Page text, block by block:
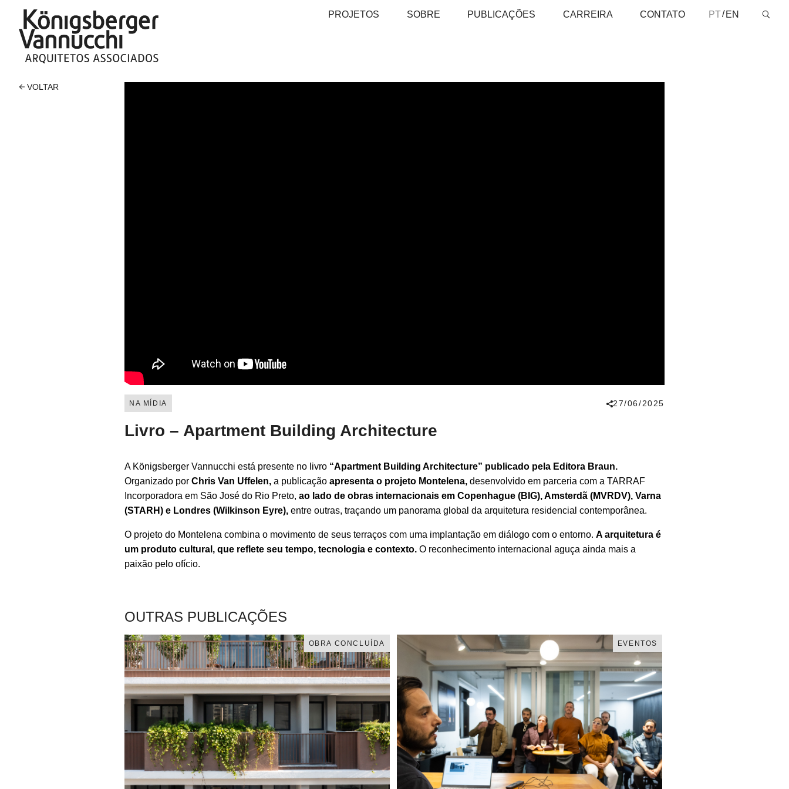
PROJETOS SOBRE PUBLICAÇÕES CARREIRA CONTATO PT EN
VOLTAR
NA MÍDIA 27/06/2025
Livro – Apartment Building Architecture
A Königsberger Vannucchi está presente no livro “Apartment Building Architecture” publicado pela Editora Braun.
Organizado por Chris Van Uffelen, a publicação apresenta o projeto Montelena, desenvolvido em parceria com a TARRAF
Incorporadora em São José do Rio Preto, ao lado de obras internacionais em Copenhague (BIG), Amsterdã (MVRDV), Varna
(STARH) e Londres (Wilkinson Eyre), entre outras, traçando um panorama global da arquitetura residencial contemporânea.
O projeto do Montelena combina o movimento de seus terraços com uma implantação em diálogo com o entorno. A arquitetura é
um produto cultural, que reflete seu tempo, tecnologia e contexto. O reconhecimento internacional aguça ainda mais a
paixão pelo ofício.
OUTRAS PUBLICAÇÕES
OBRA CONCLUÍDA EVENTOS